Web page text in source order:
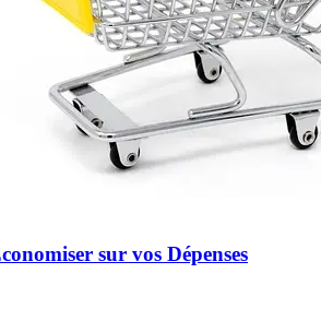
sur vos Dépenses